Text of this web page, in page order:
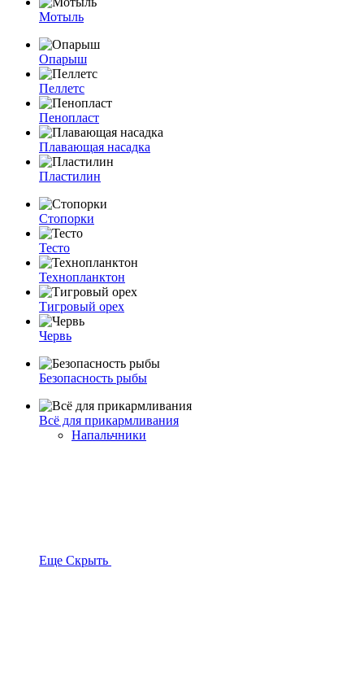
Мотыль
Опарыш
Пеллетс
Пенопласт
Плавающая насадка
Пластилин
Стопорки
Тесто
Технопланктон
Тигровый орех
Червь
Безопасность рыбы
Всё для прикармливания
Напальчники
Еще Скрыть